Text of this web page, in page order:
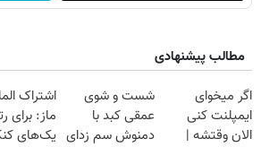
مطالب پیشنهادی
اگر میخوای
ایمپلنت کنی
الان وقتشه |
شست و شوی
عمقی کبد با
دمنوش سم زدای
اشتراک
ماز: برای
یک‌های